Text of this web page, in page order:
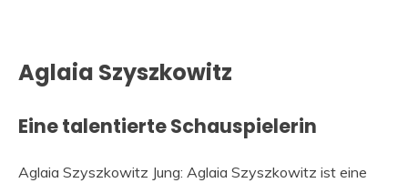
Aglaia Szyszkowitz
Eine talentierte Schauspielerin
Aglaia Szyszkowitz Jung: Aglaia Szyszkowitz ist eine